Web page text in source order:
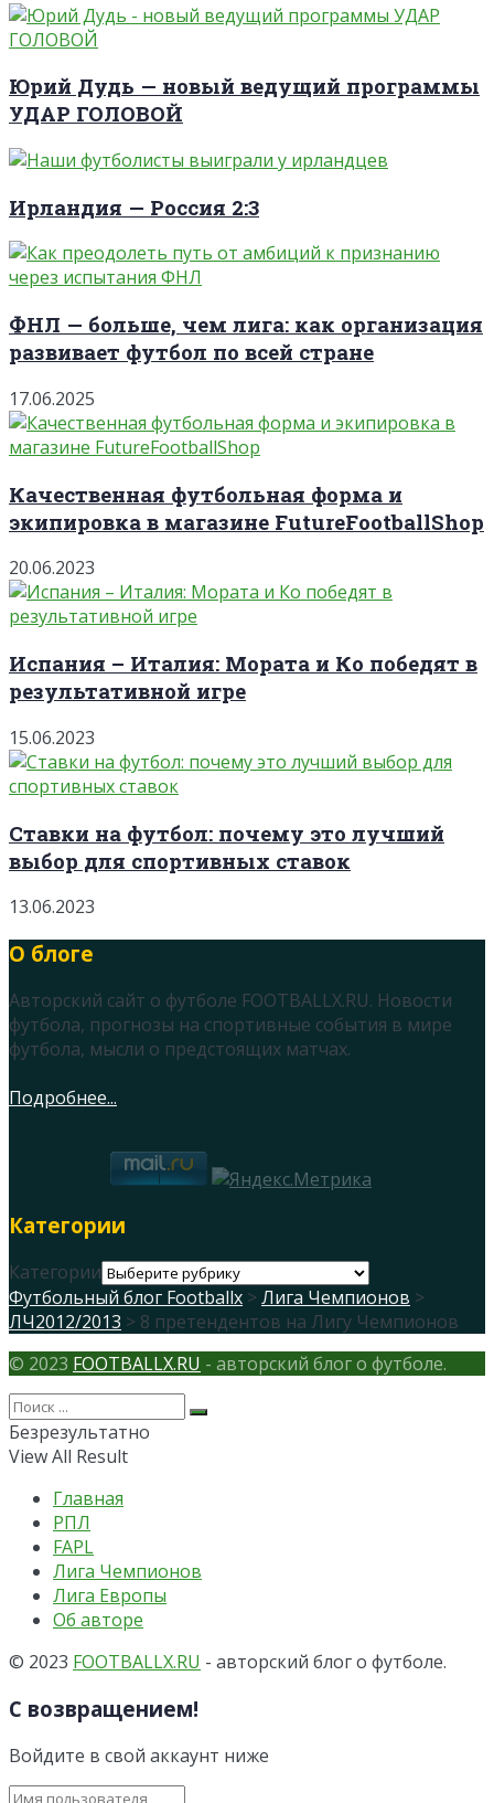
Юрий Дудь — новый ведущий программы
УДАР ГОЛОВОЙ
Ирландия — Россия 2:3
ФНЛ — больше, чем лига: как организация
развивает футбол по всей стране
17.06.2025
Качественная футбольная форма и
экипировка в магазине FutureFootballShop
20.06.2023
Испания – Италия: Мората и Ко победят в
результативной игре
15.06.2023
Ставки на футбол: почему это лучший
выбор для спортивных ставок
13.06.2023
О блоге
Авторский сайт о футболе FOOTBALLX.RU. Новости
футбола, прогнозы на спортивные события в мире
футбола, мысли о предстоящих матчах.
Подробнее...
Категории
Категории
Футбольный блог Footballx > Лига Чемпионов >
ЛЧ2012/2013 > 8 претендентов на Лигу Чемпионов
© 2023 FOOTBALLX.RU - авторский блог о футболе.
Безрезультатно
View All Result
Главная
РПЛ
FAPL
Лига Чемпионов
Лига Европы
Об авторе
© 2023 FOOTBALLX.RU - авторский блог о футболе.
С возвращением!
Войдите в свой аккаунт ниже